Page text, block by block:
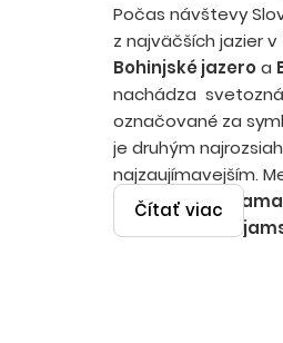
Počas návštevy
z najväčších jazier
Bohinjské jazeroa
nachádza
označované za
je druhým
najzaujímavejším.
Postojnska Jama
atraktívny
Čítať viac